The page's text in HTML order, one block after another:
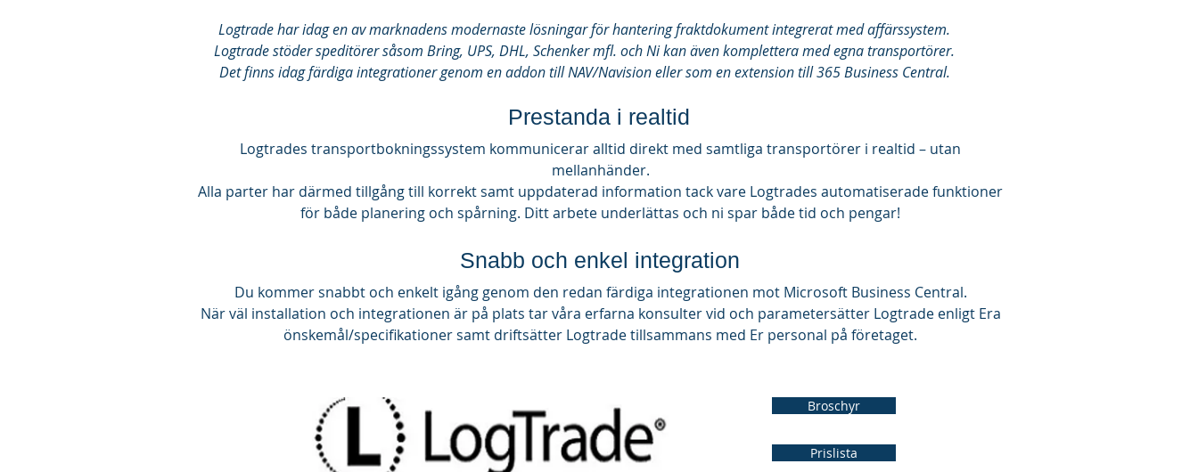
Logtrade har idag en av marknadens modernaste lösningar för hantering fraktdokument integrerat med affärssystem.
Logtrade stöder speditörer såsom Bring, UPS, DHL, Schenker mfl. och Ni kan även komplettera med egna transportörer.
Det finns idag färdiga integrationer genom en addon till NAV/Navision eller som en extension till 365 Business Central.
Prestanda i realtid
Logtrades transportbokningssystem kommunicerar alltid direkt med samtliga transportörer i realtid – utan
mellanhänder.
Alla parter har därmed tillgång till korrekt samt uppdaterad information tack vare Logtrades automatiserade funktioner
för både planering och spårning. Ditt arbete underlättas och ni spar både tid och pengar!
Snabb och enkel integration
Du kommer snabbt och enkelt igång genom den redan färdiga integrationen mot Microsoft Business Central.
När väl installation och integrationen är på plats tar våra erfarna konsulter vid och parametersätter Logtrade enligt Era
önskemål/specifikationer samt driftsätter Logtrade tillsammans med Er personal på företaget.
Prislista
Broschyr